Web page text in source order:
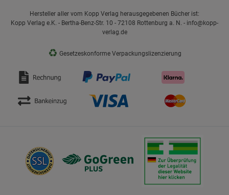
Hersteller aller vom Kopp Verlag herausgegebenen Bücher ist:
Kopp Verlag e.K. - Bertha-Benz-Str. 10 - 72108 Rottenburg a. N. - info@kopp-
verlag.de
♻ Gesetzeskonforme Verpackungslizenzierung